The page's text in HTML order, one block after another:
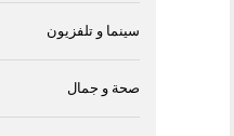
سينما و تلفزيون
صحة و جمال